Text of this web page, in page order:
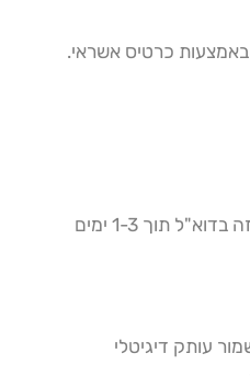
לאחר ההגשה, תקבלו אישור ויזה בדוא"ל תוך 1-3 ימים
עותק דיגיטלי